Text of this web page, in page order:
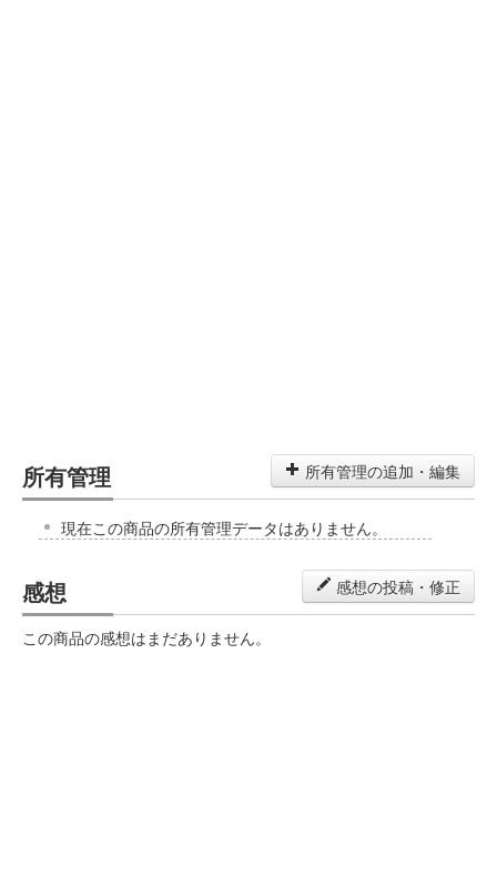
所有管理 所有管理の追加・編集
現在この商品の所有管理データはありません。
感想 感想の投稿・修正
この商品の感想はまだありません。